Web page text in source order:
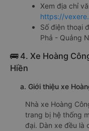
Xem địa chỉ
https://
Số điện thoại
Phả - Quảng
🚌 4. Xe Hoàng
Hiền
a. Giới thiệu xe
Nhà xe Hoàng
trang bị hệ thống
đại. Dàn xe đều là